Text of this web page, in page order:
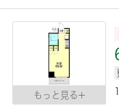
もっと見る